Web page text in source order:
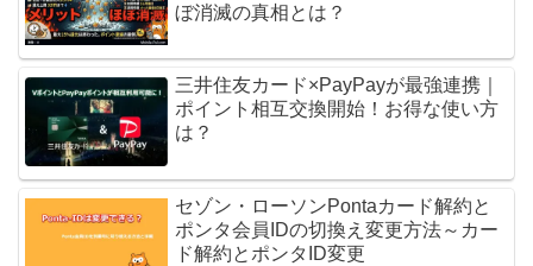
ぼ消滅の真相とは？
三井住友カード×PayPayが最強連携｜
ポイント相互交換開始！お得な使い方
は？
セゾン・ローソンPontaカード解約と
ポンタ会員IDの切換え変更方法～カー
ド解約とポンタID変更